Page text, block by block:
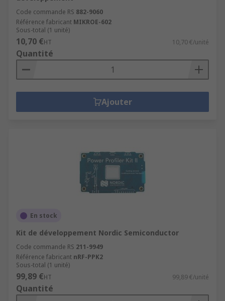
Mikroelektronika, ON Semiconductor et
STMicroelectronics.
Code commande RS 882-9060
Référence fabricant MIKROE-602
Sous-total (1 unité)
10,70 €HT 10,70 €/unité
Quantité
Ajouter
En stock
Kit de développement Nordic Semiconductor
Code commande RS 211-9949
Référence fabricant nRF-PPK2
Sous-total (1 unité)
99,89 €HT 99,89 €/unité
Quantité